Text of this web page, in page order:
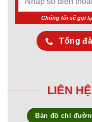
Chúng tôi sẽ gọi
Tổng
LIÊN
Bản đồ chỉ